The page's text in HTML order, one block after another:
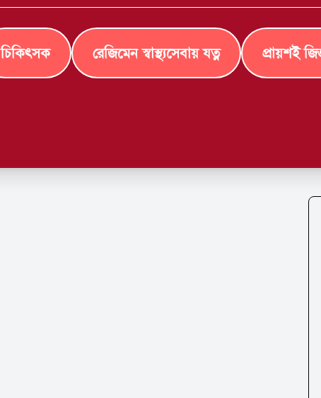
চিকিৎসক রেজিমেন স্বাস্থ্যসেবায় যত্ন প্রায়শই